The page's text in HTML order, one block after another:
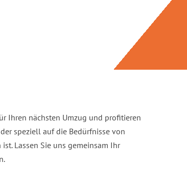
Ihren nächsten Umzug und profitieren
der speziell auf die Bedürfnisse von
Lassen Sie uns gemeinsam Ihr